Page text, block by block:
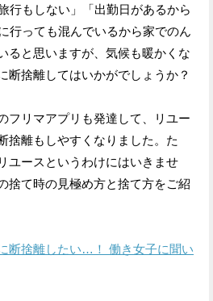
る
行もしない」「出勤日があるから
行っても混んでいるから家でのん
ると思いますが、気候も暖かくな
断捨離してはいかがでしょうか？
フリマアプリも発達して、リユー
捨離もしやすくなりました。た
ユースというわけにはいきませ
捨て時の見極め方と捨て方をご紹
断捨離したい…！ 働き女子に聞い